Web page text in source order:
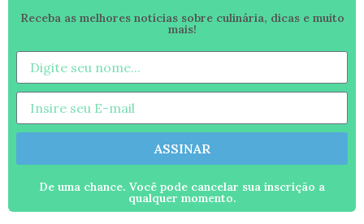
Receba as melhores notícias sobre culinária, dicas e muito
mais!
ASSINAR
De uma chance. Você pode cancelar sua inscrição a
qualquer momento.